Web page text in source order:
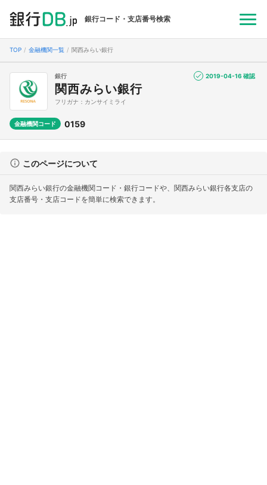
銀行コード・支店番号検索
TOP 金融機関一覧 関西みらい銀行
銀行
関西みらい銀行
フリガナ：カンサイミライ
金融機関コード 0159
2019-04-16 確認
このページについて
関西みらい銀行の金融機関コード・銀行コードや、関西みらい銀行各支店の
支店番号・支店コードを簡単に検索できます。